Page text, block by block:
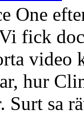
One
fick
video
hur
Surt sa